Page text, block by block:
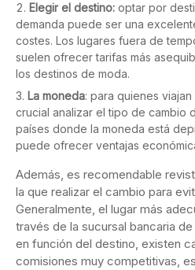
Elegir el destino: optar por
demanda puede ser una
costes. Los lugares fuera de
suelen ofrecer tarifas más
los destinos de moda.
La moneda: para quienes
crucial analizar el tipo de cambio
países donde la moneda está
puede ofrecer ventajas
Además, es recomendable
la que realizar el cambio para
Generalmente, el lugar más
través de la sucursal bancaria
en función del destino, existen
comisiones muy competitivas,